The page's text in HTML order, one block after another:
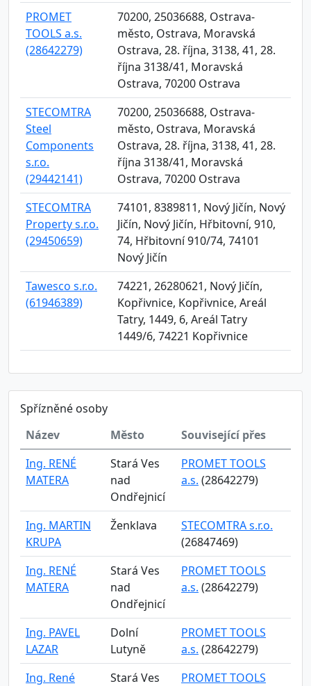
PROMET
TOOLS a.s.
(28642279)
70200, 25036688, Ostrava-
město, Ostrava, Moravská
Ostrava, 28. října, 3138, 41, 28.
října 3138/41, Moravská
Ostrava, 70200 Ostrava
STECOMTRA
Steel
Components
s.r.o.
(29442141)
70200, 25036688, Ostrava-
město, Ostrava, Moravská
Ostrava, 28. října, 3138, 41, 28.
října 3138/41, Moravská
Ostrava, 70200 Ostrava
STECOMTRA
Property s.r.o.
(29450659)
74101, 8389811, Nový Jičín, Nový
Jičín, Nový Jičín, Hřbitovní, 910,
74, Hřbitovní 910/74, 74101
Nový Jičín
Tawesco s.r.o.
(61946389)
74221, 26280621, Nový Jičín,
Kopřivnice, Kopřivnice, Areál
Tatry, 1449, 6, Areál Tatry
1449/6, 74221 Kopřivnice
Spřízněné osoby
Název
Město
Související přes
Ing. RENÉ
MATERA
Stará Ves
nad
Ondřejnicí
PROMET TOOLS
a.s. (28642279)
Ing. MARTIN
KRUPA
Ženklava
STECOMTRA s.r.o.
(26847469)
Ing. RENÉ
MATERA
Stará Ves
nad
Ondřejnicí
PROMET TOOLS
a.s. (28642279)
Ing. PAVEL
LAZAR
Dolní
Lutyně
PROMET TOOLS
a.s. (28642279)
Ing. René
Stará Ves
PROMET TOOLS